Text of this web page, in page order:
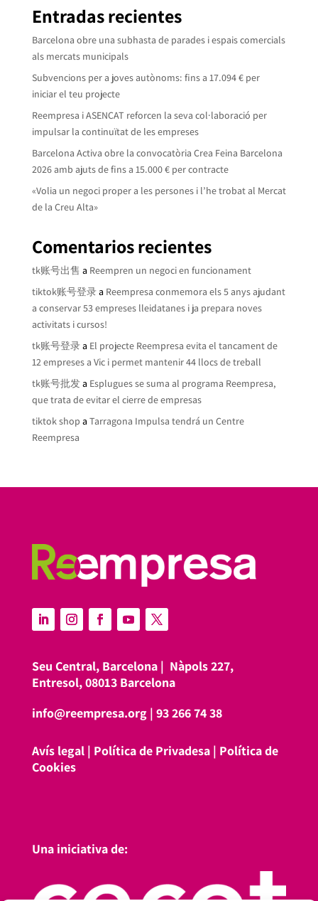
Entradas recientes
Barcelona obre una subhasta de parades i espais comercials
als mercats municipals
Subvencions per a joves autònoms: fins a 17.094 € per
iniciar el teu projecte
Reempresa i ASENCAT reforcen la seva col·laboració per
impulsar la continuïtat de les empreses
Barcelona Activa obre la convocatòria Crea Feina Barcelona
2026 amb ajuts de fins a 15.000 € per contracte
«Volia un negoci proper a les persones i l’he trobat al Mercat
de la Creu Alta»
Comentarios recientes
tk账号出售 a Reempren un negoci en funcionament
tiktok账号登录a Reempresa conmemora els 5 anys ajudant
a conservar 53 empreses lleidatanes i ja prepara noves
activitats i cursos!
tk账号登录a El projecte Reempresa evita el tancament de
12 empreses a Vic i permet mantenir 44 llocs de treball
tk账号批发a Esplugues se suma al programa Reempresa,
que trata de evitar el cierre de empresas
tiktok shop aTarragona Impulsa tendrá un Centre
Reempresa
Seu Central, Barcelona | Nàpols 227,
Entresol, 08013 Barcelona
info@reempresa.org| 93 266 74 38
Avís legal| Política de Privadesa| Política de
Cookies
Una iniciativa de: